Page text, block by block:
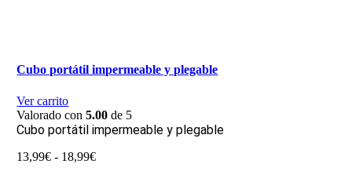
Cubo portátil impermeable y plegable
Ver carrito
Valorado con5.00 de 5
Cubo portátil impermeable y plegable
13,99€ - 18,99€Rango